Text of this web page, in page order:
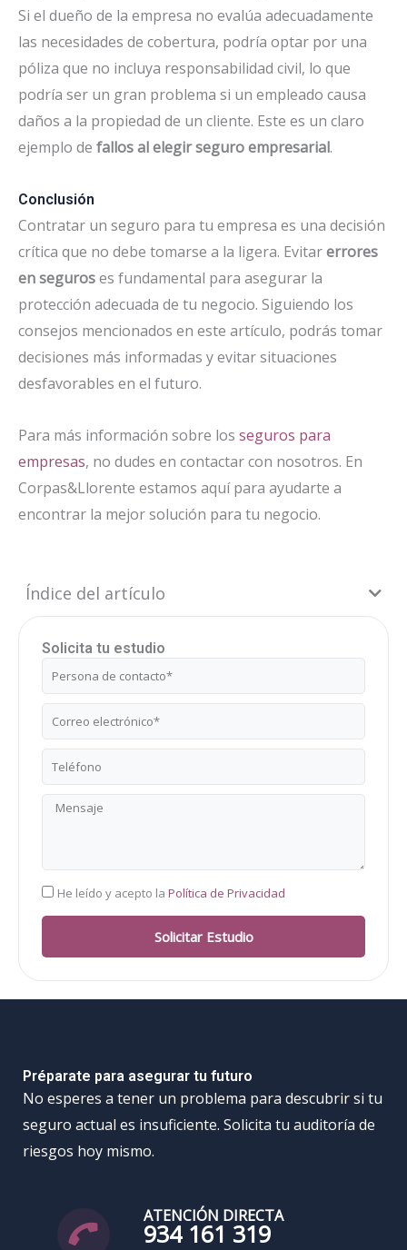
Si el dueño de la empresa no evalúa adecuadamente
las necesidades de cobertura, podría optar por una
póliza que no incluya responsabilidad civil, lo que
podría ser un gran problema si un empleado causa
daños a la propiedad de un cliente. Este es un claro
ejemplo de fallos al elegir seguro empresarial.
Conclusión
Contratar un seguro para tu empresa es una decisión
crítica que no debe tomarse a la ligera. Evitarerrores
en seguroses fundamental para asegurar la
protección adecuada de tu negocio. Siguiendo los
consejos mencionados en este artículo, podrás tomar
decisiones más informadas y evitar situaciones
desfavorables en el futuro.
Para más información sobre los seguros para
empresas, no dudes en contactar con nosotros. En
Corpas&Llorente estamos aquí para ayudarte a
encontrar la mejor solución para tu negocio.
Índice del artículo
Solicita tu estudio
Nombre
Correo
electrónico
Teléfono
Mensaje
RGPD
He leído y acepto la Política de Privacidad
Solicitar Estudio
Préparate para asegurar tu futuro
No esperes a tener un problema para descubrir si tu
seguro actual es insuficiente. Solicita tu auditoría de
riesgos hoy mismo.
ATENCIÓN DIRECTA
934 161 319